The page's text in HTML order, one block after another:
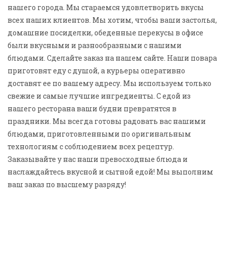
нашего города. Мы стараемся удовлетворить вкусы
всех наших клиентов. Мы хотим, чтобы ваши застолья,
домашние посиделки, обеденные перекусы в офисе
были вкусными и разнообразными с нашими
блюдами. Сделайте заказ на нашем сайте. Наши повара
приготовят еду с душой, а курьеры оперативно
доставят ее по вашему адресу. Мы используем только
свежие и самые лучшие ингредиенты. С едой из
нашего ресторана ваши будни превратятся в
праздники. Мы всегда готовы радовать вас нашими
блюдами, приготовленными по оригинальным
технологиям с соблюдением всех рецептур.
Заказывайте у нас наши превосходные блюда и
наслаждайтесь вкусной и сытной едой! Мы выполним
ваш заказ по высшему разряду!